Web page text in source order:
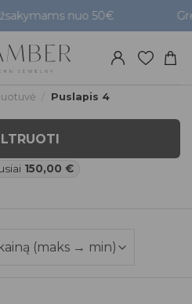
nuo 50€ Greitas
Puslapis 4
150,00 €